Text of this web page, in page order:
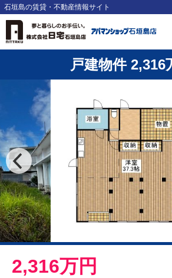
石垣島の賃貸・不動産情報サイト
戸建物件 2,316
2,316万円